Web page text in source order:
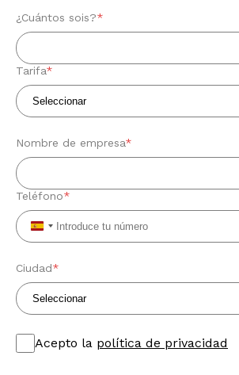
¿Cuántos sois?*
Tarifa*
Nombre de empresa*
Teléfono*
Spain
+34
Ciudad*
Acepto la política de privacidad